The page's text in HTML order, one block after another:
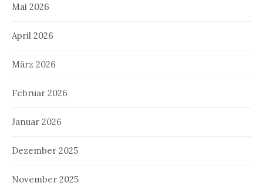
Mai 2026
April 2026
März 2026
Februar 2026
Januar 2026
Dezember 2025
November 2025